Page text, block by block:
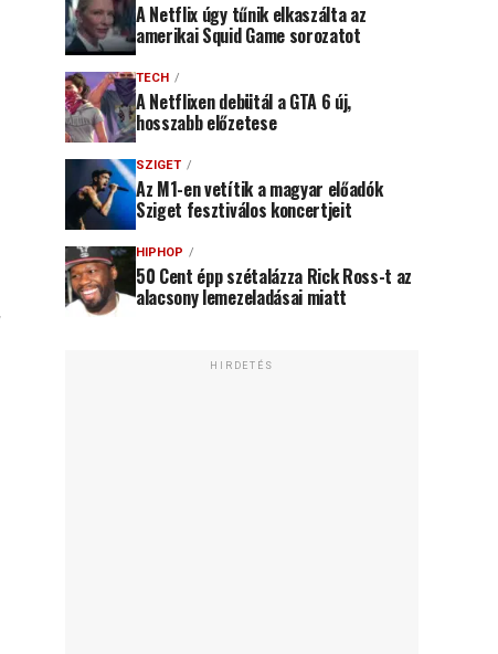
A Netflix úgy tűnik elkaszálta az
amerikai Squid Game sorozatot
TECH
A Netflixen debütál a GTA 6 új,
hosszabb előzetese
SZIGET
Az M1-en vetítik a magyar előadók
Sziget fesztiválos koncertjeit
HIPHOP
50 Cent épp szétalázza Rick Ross-t az
alacsony lemezeladásai miatt
HIRDETÉS